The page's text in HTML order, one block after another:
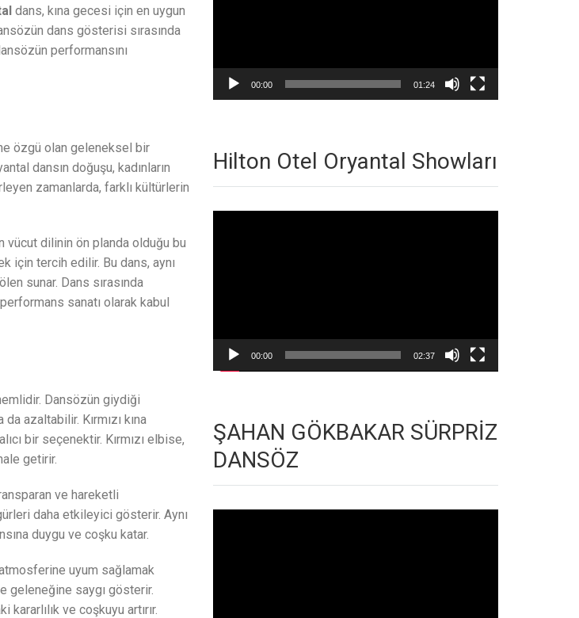
dans, kına gecesi için en uygun
dans gösterisi sırasında
performansını
özgü olan geleneksel bir
dansın doğuşu, kadınların
zamanlarda, farklı kültürlerin
vücut dilinin ön planda olduğu bu
için tercih edilir. Bu dans, aynı
sunar. Dans sırasında
sanatı olarak kabul
Dansözün giydiği
azaltabilir. Kırmızı kına
bir seçenektir. Kırmızı elbise,
getirir.
ve hareketli
daha etkileyici gösterir. Aynı
duygu ve coşku katar.
uyum sağlamak
geleneğine saygı gösterir.
ve coşkuyu artırır.
00:00 01:24
Hilton Otel Oryantal Showları
00:00 02:37
ŞAHAN GÖKBAKAR SÜRPRİZ
DANSÖZ